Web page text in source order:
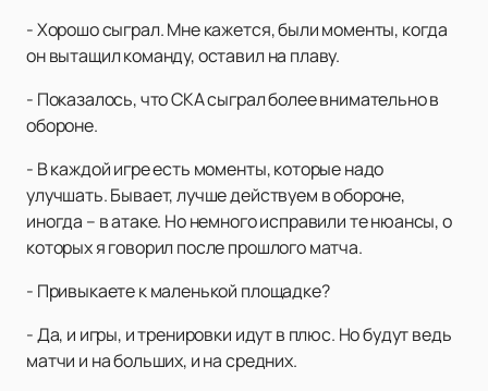
- Хорошо сыграл. Мне кажется, были моменты, когда
он вытащил команду, оставил на плаву.
- Показалось, что СКА сыграл более внимательно в
обороне.
- В каждой игре есть моменты, которые надо
улучшать. Бывает, лучше действуем в обороне,
иногда – в атаке. Но немного исправили те нюансы, о
которых я говорил после прошлого матча.
- Привыкаете к маленькой площадке?
- Да, и игры, и тренировки идут в плюс. Но будут ведь
матчи и на больших, и на средних.